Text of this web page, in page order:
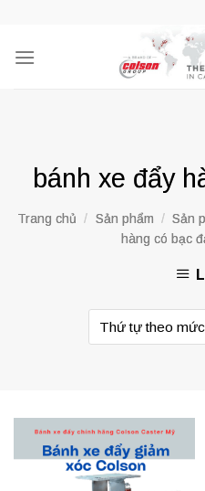
content
bánh xe đẩy
Trang chủ / Sản phẩm / Sản
hàng có bạc